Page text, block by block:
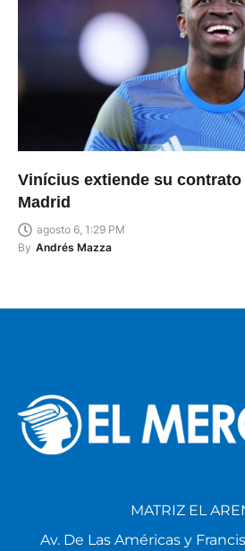
Vinícius extiende su contrato
Madrid
agosto 6, 1:29 PM
By Andrés Mazza
MATRIZ EL
Av. De Las Américas y